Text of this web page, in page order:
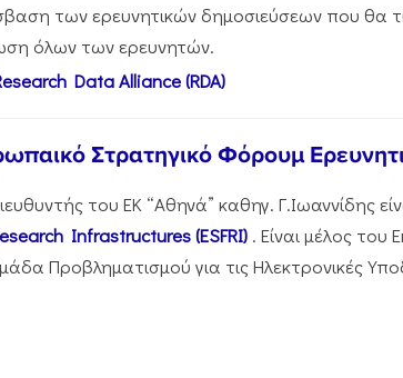
των ερευνητικών δημοσιεύσεων που
όλων των ερευνητών.
Data Alliance (RDA)
Στρατηγικό Φόρουμ
του ΕΚ “Αθηνά” καθηγ. Γ.Ιωαννίδης
Infrastructures (ESFRI) . Είναι μέλος του
Προβληματισμού για τις Ηλεκτρονικές